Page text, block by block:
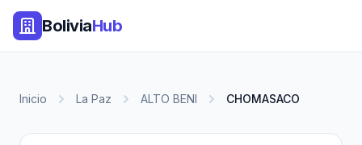
BoliviaHub
Inicio La Paz ALTO BENI CHOMASACO